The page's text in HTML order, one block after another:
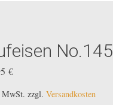
No.145
€
zzgl. Versandkosten